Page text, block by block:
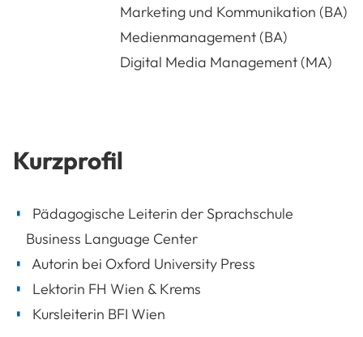
Marketing und Kommunikation (BA)
Medienmanagement (BA)
Digital Media Management (MA)
Kurzprofil
Pädagogische Leiterin der Sprachschule
Business Language Center
Autorin bei Oxford University Press
Lektorin FH Wien & Krems
Kursleiterin BFI Wien